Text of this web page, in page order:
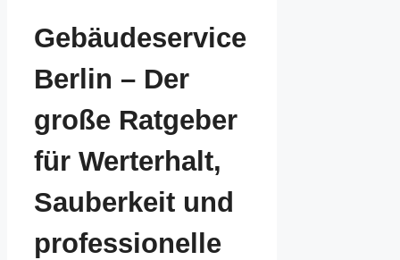
Gebäudeservice
Berlin – Der
große Ratgeber
für Werterhalt,
Sauberkeit und
professionelle